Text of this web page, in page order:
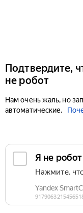
Подтвердите,
не робот
Нам очень жаль, но
автоматические.